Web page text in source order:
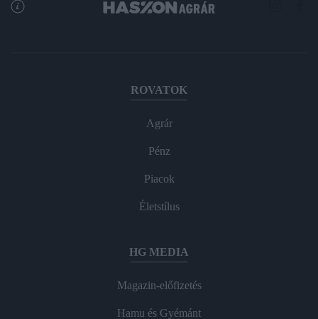
ROVATOK
Agrár
Pénz
Piacok
Életstílus
HG MEDIA
Magazin-előfizetés
Hamu és Gyémánt